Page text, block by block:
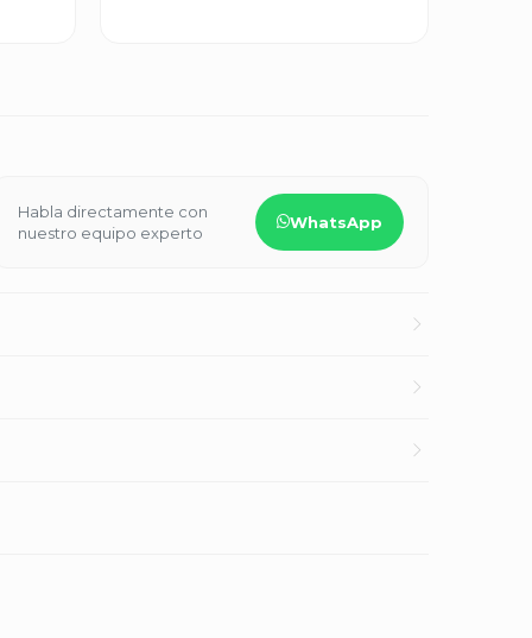
Habla directamente con
nuestro equipo experto
WhatsApp